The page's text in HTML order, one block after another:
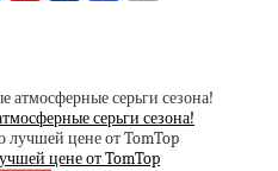
серьги сезона!
цене от TomTop